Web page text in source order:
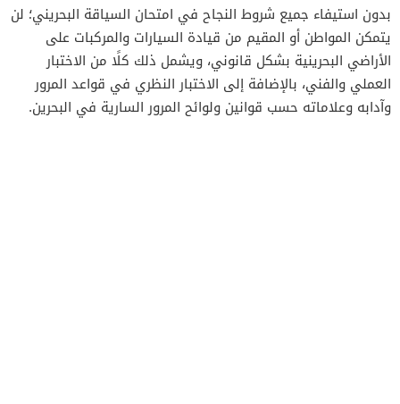
بدون استيفاء جميع شروط النجاح في امتحان السياقة البحريني؛ لن
يتمكن المواطن أو المقيم من قيادة السيارات والمركبات على
الأراضي البحرينية بشكل قانوني، ويشمل ذلك كلًا من الاختبار
العملي والفني، بالإضافة إلى الاختبار النظري في قواعد المرور
وآدابه وعلاماته حسب قوانين ولوائح المرور السارية في البحرين.